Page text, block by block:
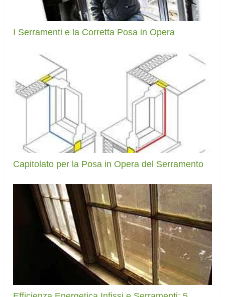
I Serramenti e la Corretta Posa in Opera
Capitolato per la Posa in Opera del Serramento